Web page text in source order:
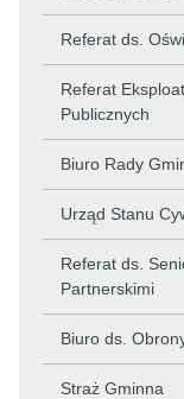
Referat ds.
Referat
Publicznych
Biuro Rady
Urząd Stanu
Referat ds.
Partnerskimi
Biuro ds.
Straż Gminna